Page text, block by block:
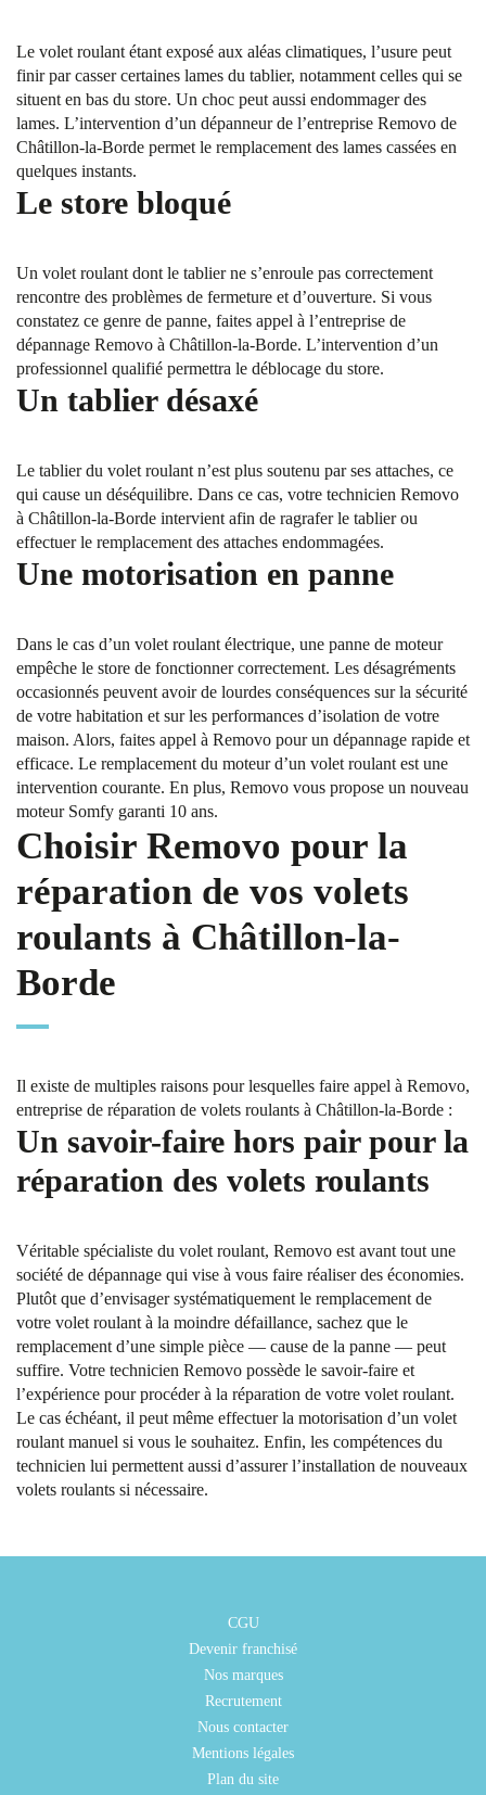
Le volet roulant étant exposé aux aléas climatiques, l’usure peut
finir par casser certaines lames du tablier, notamment celles qui se
situent en bas du store. Un choc peut aussi endommager des
lames. L’intervention d’un dépanneur de l’entreprise Removo de
Châtillon-la-Borde permet le remplacement des lames cassées en
quelques instants.
Le store bloqué
Un volet roulant dont le tablier ne s’enroule pas correctement
rencontre des problèmes de fermeture et d’ouverture. Si vous
constatez ce genre de panne, faites appel à l’entreprise de
dépannage Removo à Châtillon-la-Borde. L’intervention d’un
professionnel qualifié permettra le déblocage du store.
Un tablier désaxé
Le tablier du volet roulant n’est plus soutenu par ses attaches, ce
qui cause un déséquilibre. Dans ce cas, votre technicien Removo
à Châtillon-la-Borde intervient afin de ragrafer le tablier ou
effectuer le remplacement des attaches endommagées.
Une motorisation en panne
Dans le cas d’un volet roulant électrique, une panne de moteur
empêche le store de fonctionner correctement. Les désagréments
occasionnés peuvent avoir de lourdes conséquences sur la sécurité
de votre habitation et sur les performances d’isolation de votre
maison. Alors, faites appel à Removo pour un dépannage rapide et
efficace. Le remplacement du moteur d’un volet roulant est une
intervention courante. En plus, Removo vous propose un nouveau
moteur Somfy garanti 10 ans.
Choisir Removo pour la
réparation de vos volets
roulants à Châtillon-la-
Borde
Il existe de multiples raisons pour lesquelles faire appel à Removo,
entreprise de réparation de volets roulants à Châtillon-la-Borde :
Un savoir-faire hors pair pour la
réparation des volets roulants
Véritable spécialiste du volet roulant, Removo est avant tout une
société de dépannage qui vise à vous faire réaliser des économies.
Plutôt que d’envisager systématiquement le remplacement de
votre volet roulant à la moindre défaillance, sachez que le
remplacement d’une simple pièce — cause de la panne — peut
suffire. Votre technicien Removo possède le savoir-faire et
l’expérience pour procéder à la réparation de votre volet roulant.
Le cas échéant, il peut même effectuer la motorisation d’un volet
roulant manuel si vous le souhaitez. Enfin, les compétences du
technicien lui permettent aussi d’assurer l’installation de nouveaux
volets roulants si nécessaire.
CGU
Devenir franchisé
Nos marques
Recrutement
Nous contacter
Mentions légales
Plan du site